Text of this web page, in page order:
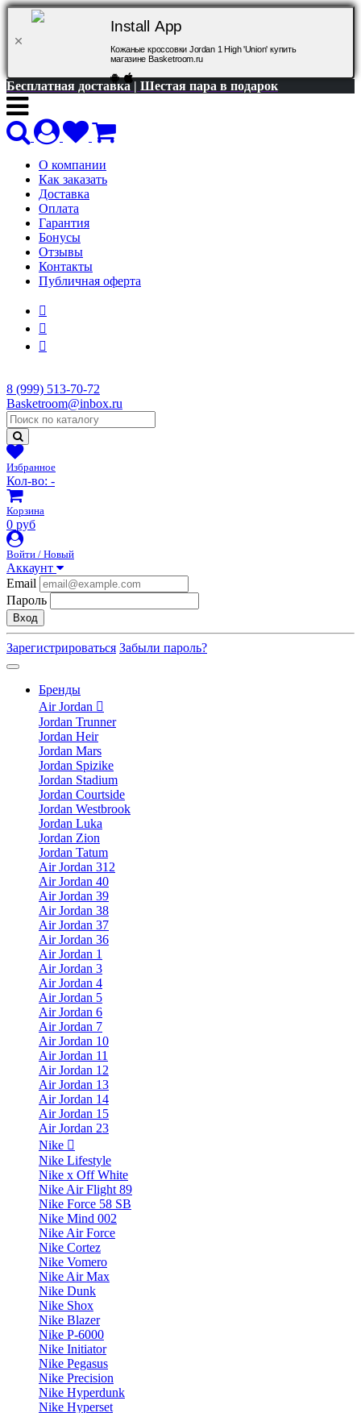
Install App
Кожаные кроссовки Jordan 1 High 'Union' купить
магазине Basketroom.ru
Бесплатная доставка | Шестая пара в подарок
О компании
Как заказать
Доставка
Оплата
Гарантия
Бонусы
Отзывы
Контакты
Публичная оферта
8 (999) 513-70-72
Basketroom@inbox.ru
Избранное
Кол-во: -
Корзина
0 руб
Войти / Новый
Аккаунт
Email
Пароль
Вход
Зарегистрироваться Забыли пароль?
Бренды
Air Jordan
Jordan Trunner
Jordan Heir
Jordan Mars
Jordan Spizike
Jordan Stadium
Jordan Courtside
Jordan Westbrook
Jordan Luka
Jordan Zion
Jordan Tatum
Air Jordan 312
Air Jordan 40
Air Jordan 39
Air Jordan 38
Air Jordan 37
Air Jordan 36
Air Jordan 1
Air Jordan 3
Air Jordan 4
Air Jordan 5
Air Jordan 6
Air Jordan 7
Air Jordan 10
Air Jordan 11
Air Jordan 12
Air Jordan 13
Air Jordan 14
Air Jordan 15
Air Jordan 23
Nike
Nike Lifestyle
Nike x Off White
Nike Air Flight 89
Nike Force 58 SB
Nike Mind 002
Nike Air Force
Nike Cortez
Nike Vomero
Nike Air Max
Nike Dunk
Nike Shox
Nike Blazer
Nike P-6000
Nike Initiator
Nike Pegasus
Nike Precision
Nike Hyperdunk
Nike Hyperset